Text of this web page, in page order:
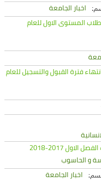
اخبار الجامعة
المستوى الاول للعام
فترة القبول والتسجيل للعام
2017-2018
و الحاسوب
اخبار الجامعة